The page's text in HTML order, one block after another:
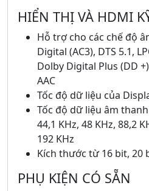
HIỂN THỊ VÀ HDMI
Hỗ trợ cho các chế độ
Digital (AC3), DTS 5.1,
Dolby Digital Plus (DD
AAC
Tốc độ dữ liệu của
Tốc độ dữ liệu âm
44,1 KHz, 48 KHz, 88,2
192 KHz
Kích thước từ 16 bit, 20
PHỤ KIỆN CÓ SẴN